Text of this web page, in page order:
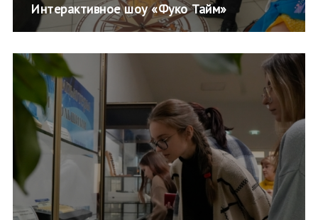
Интерактивное шоу «Фуко Тайм»